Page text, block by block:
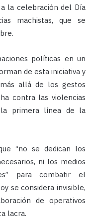
la celebración del Día
machistas, que se
políticas en un
de esta iniciativa y
allá de los gestos
contra las violencias
primera línea de la
“no se dedican los
ni los medios
para combatir el
se considera invisible,
de operativos
lacra.